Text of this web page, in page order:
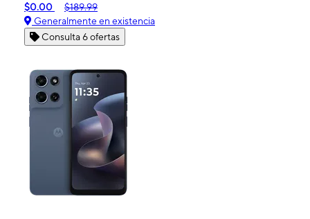
$0.00
$189.99
Generalmente en existencia
Consulta 6 ofertas